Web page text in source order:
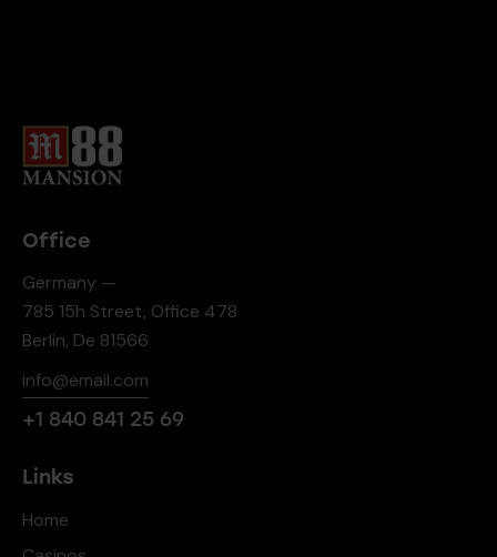
Office
Germany —
785 15h Street, Office 478
Berlin, De 81566
info@email.com
+1 840 841 25 69
Links
Home